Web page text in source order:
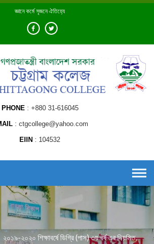
জ্ঞানে কর্মে সৃজনে ঐতিহ্যে
PHONE +880 31-616045
ctgcollege@yahoo.com
EIIN 104532
২০১৯-২০২০ শিক্ষাবর্ষে ডিগ্রি (পাস) ৩য় বর্ষ এর নিয়মিত,